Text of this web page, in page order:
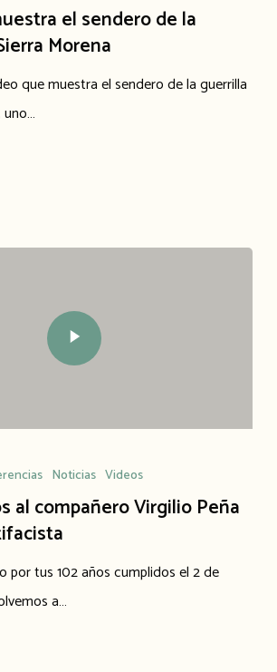
el sendero de la
Morena
que muestra el sendero de la guerrilla
uno…
Noticias Videos
al compañero Virgilio Peña
por tus 102 años cumplidos el 2 de
a…